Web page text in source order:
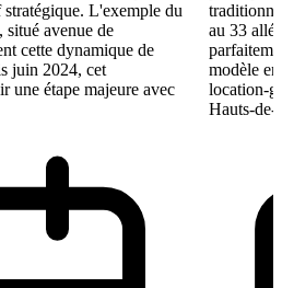
L'exemple du
situé avenue de
cette dynamique de
juin 2024, cet
une étape majeure avec
au 33
modèle
location-
Hauts-de-